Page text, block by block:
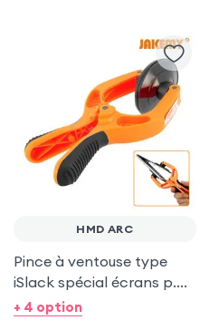
HMD ARC
Pince à ventouse type
iSlack spécial écrans p.
Smartphones et
+ 4 option